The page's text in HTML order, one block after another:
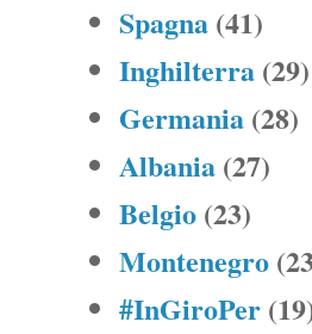
Spagna (41)
Inghilterra (29)
Germania (28)
Albania (27)
Belgio (23)
Montenegro
#InGiroPer